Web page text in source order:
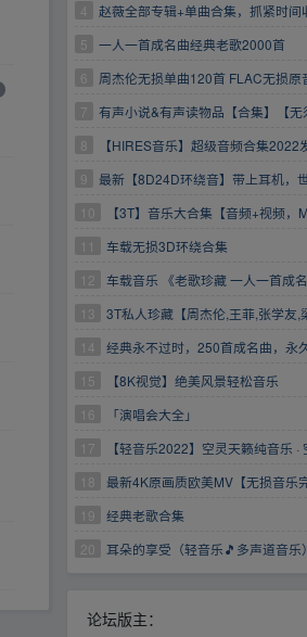
下载验证 放心转存！
4
赵薇全部专辑+单曲合集，抓紧时间
载吧！！！
5
一人一首成名曲经典老歌2000首
6
周杰伦无损单曲120首 FLAC无损原
伦音乐集/支持在线解压
7
有声小说&有声读物品【合集】【无
转存即听】
8
【HIRES音乐】超级音频合集2022
乐
9
最新【8D24D环绕音】带上耳机，
你的！
10
【3T】音乐大合集【音频+视频，
损音乐】
11
车载无损3D环绕合集
12
车载音乐 《老歌珍藏 一人一首成名
[WAV+CUE] 12CD
13
3T私人珍藏【周杰伦,王菲,张学友,
陈奕迅,迈克尔·杰克逊,张国荣,李健,林俊
1080P经典歌曲MV合集
14
经典永不过时，250首成名曲，永
15
【8K视觉】绝美风景轻松音乐
16
「演唱会大全」
17
【轻音乐2022】空灵天籁纯音乐 ·
远天籁音
18
最新4K原画质欧美MV【无损音乐
【油管搬运】
19
经典老歌合集
20
耳朵的享受（轻音乐🎵多声道音乐）
论坛版主：